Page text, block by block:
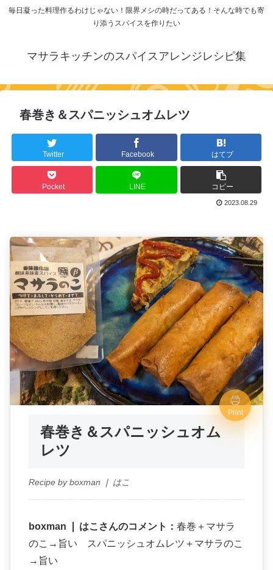
毎日凝った料理作るわけじゃない！限界メシの時だってある！そんな時でも寄
り添うスパイスを作りたい
マサラキッチンのスパイスアレンジレシピ集
春巻き＆スパニッシュオムレツ
Twitter Facebook はてブ
Pocket LINE コピー
2023.08.29
Print
春巻き＆スパニッシュオム
レツ
Recipe by boxman ❘ はこ
boxman ❘ はこさんのコメント： 春巻＋マサラ
のこ→旨い スパニッシュオムレツ＋マサラのこ
→旨い